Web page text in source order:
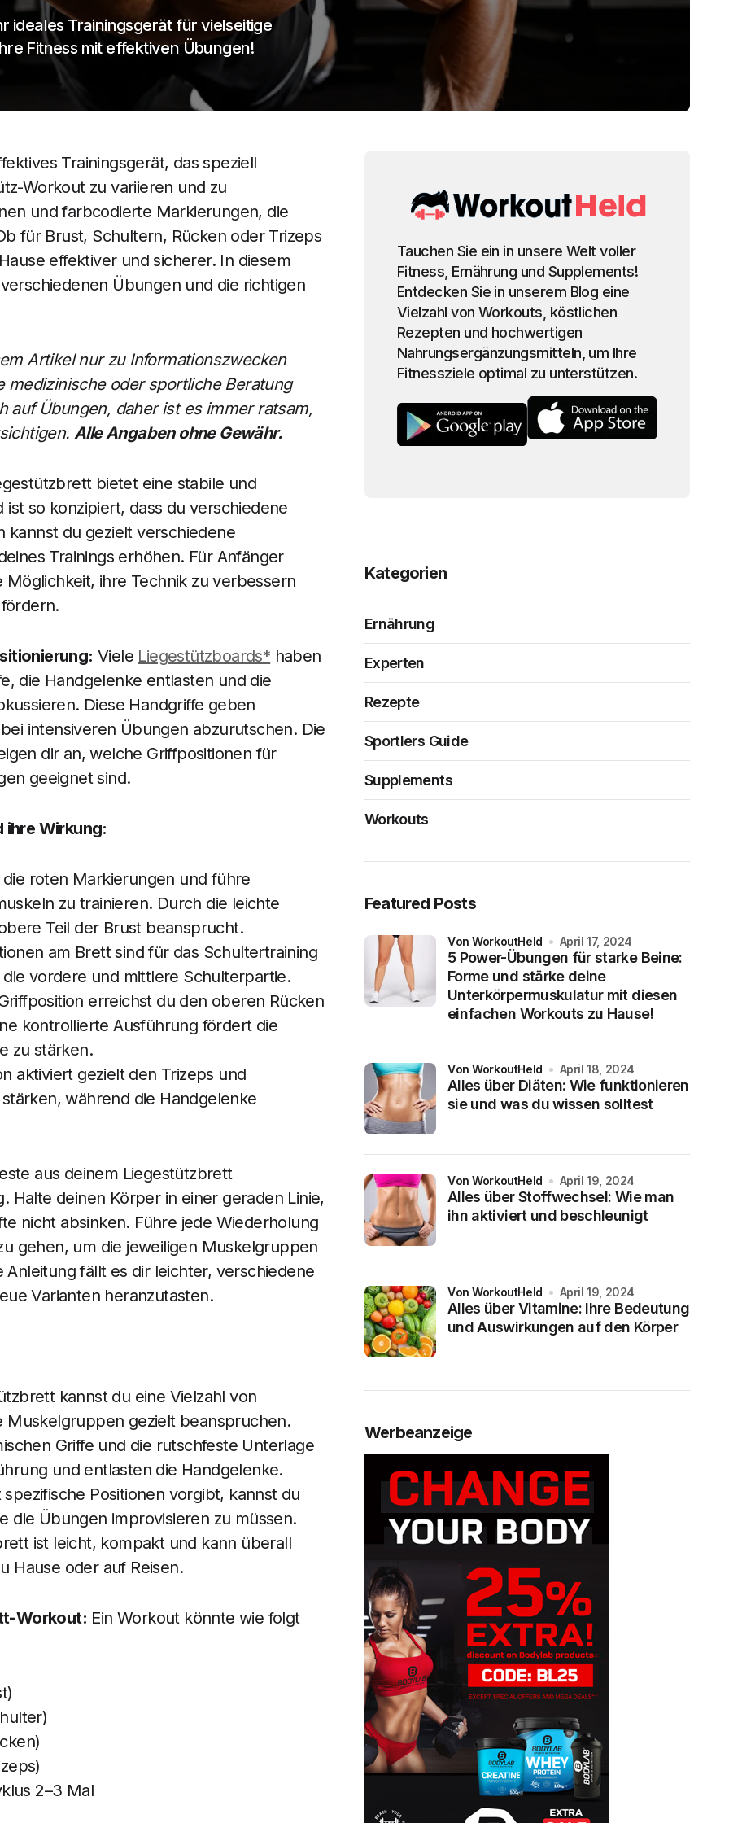
ideales Trainingsgerät für vielseitige
Fitness mit effektiven Übungen!
Trainingsgerät, das speziell
Workout zu variieren und zu
und farbcodierte Markierungen, die
für Brust, Schultern, Rücken oder Trizeps
effektiver und sicherer. In diesem
Übungen und die richtigen
Artikel nur zu Informationszwecken
oder sportliche Beratung
auf Übungen, daher ist es immer ratsam,
Alle Angaben ohne Gewähr.
bietet eine stabile und
so konzipiert, dass du verschiedene
kannst du gezielt verschiedene
Trainings erhöhen. Für Anfänger
ihre Technik zu verbessern
Viele Liegestützboards* haben
die Handgelenke entlasten und die
Diese Handgriffe geben
intensiveren Übungen abzurutschen. Die
dir an, welche Griffpositionen für
geeignet sind.
ihre Wirkung:
roten Markierungen und führe
zu trainieren. Durch die leichte
Teil der Brust beansprucht.
am Brett sind für das Schultertraining
vordere und mittlere Schulterpartie.
erreichst du den oberen Rücken
kontrollierte Ausführung fördert die
zu stärken.
aktiviert gezielt den Trizeps und
während die Handgelenke
aus deinem Liegestützbrett
Halte deinen Körper in einer geraden Linie,
nicht absinken. Führe jede Wiederholung
gehen, um die jeweiligen Muskelgruppen
fällt es dir leichter, verschiedene
Varianten heranzutasten.
kannst du eine Vielzahl von
gezielt beanspruchen.
Griffe und die rutschfeste Unterlage
und entlasten die Handgelenke.
Positionen vorgibt, kannst du
die Übungen improvisieren zu müssen.
ist leicht, kompakt und kann überall
Hause oder auf Reisen.
Workout: Ein Workout könnte wie folgt
2–3 Mal
Tauchen Sie ein in unsere Welt voller
Fitness, Ernährung und Supplements!
Entdecken Sie in unserem Blog eine
Vielzahl von Workouts, köstlichen
Rezepten und hochwertigen
Nahrungsergänzungsmitteln, um Ihre
Fitnessziele optimal zu unterstützen.
Kategorien
Ernährung
Experten
Rezepte
Sportlers Guide
Supplements
Workouts
Featured Posts
5 Power-Übungen für starke Beine:
Forme und stärke deine
Unterkörpermuskulatur mit diesen
einfachen Workouts zu Hause!
von WorkoutHeld April 17, 2024
Alles über Diäten: Wie funktionieren
sie und was du wissen solltest
von WorkoutHeld April 18, 2024
Alles über Stoffwechsel: Wie man
ihn aktiviert und beschleunigt
von WorkoutHeld April 19, 2024
Alles über Vitamine: Ihre Bedeutung
und Auswirkungen auf den Körper
von WorkoutHeld April 19, 2024
Werbeanzeige